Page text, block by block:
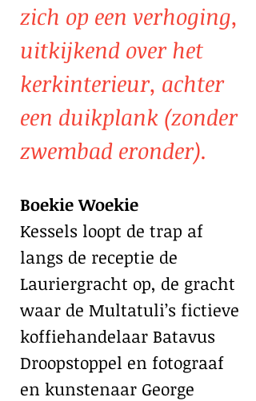
zich op een verhoging,
uitkijkend over het
kerkinterieur, achter
een duikplank (zonder
zwembad eronder).
Boekie Woekie
Kessels loopt de trap af
langs de receptie de
Lauriergracht op, de gracht
waar de Multatuli’s fictieve
koffiehandelaar Batavus
Droopstoppel en fotograaf
en kunstenaar George